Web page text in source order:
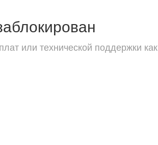
или технической поддержки как